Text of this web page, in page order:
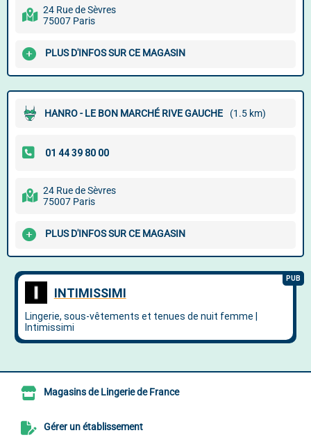
24 Rue de Sèvres
75007 Paris
PLUS D'INFOS SUR CE MAGASIN
HANRO - LE BON MARCHÉ RIVE GAUCHE (1.5 km)
24 Rue de Sèvres
75007 Paris
PLUS D'INFOS SUR CE MAGASIN
Magasins de Lingerie de France
Gérer un établissement